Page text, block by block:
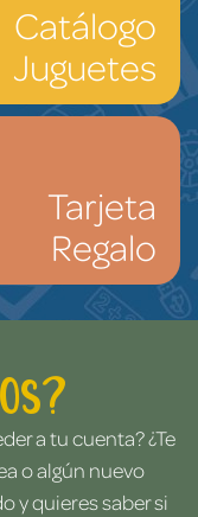
Catálogo
Juguetes
Tarjeta
Regalo
a tu cuenta? ¿Te
o algún nuevo
y quieres saber si